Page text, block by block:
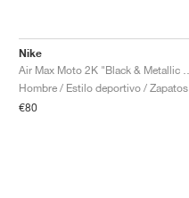
Nike
Hombre / Estilo deportivo / Zapatos
€80